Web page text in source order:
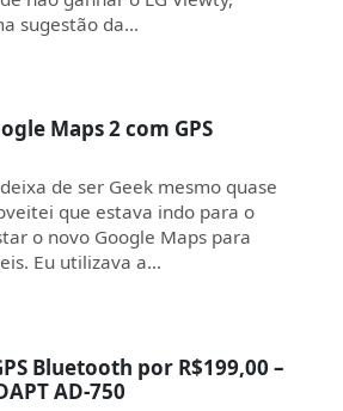
sugestão da…
Maps 2 com GPS
de ser Geek mesmo quase
que estava indo para o
o novo Google Maps para
Eu utilizava a…
Bluetooth por R$199,00 –
AD-750